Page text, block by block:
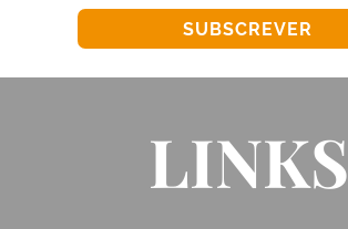
SUBSCREVER
LINKS